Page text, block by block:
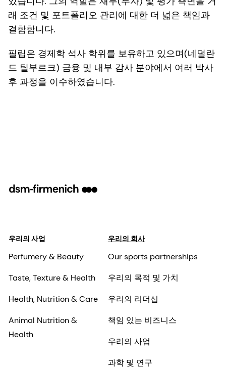
래 조건 및 포트폴리오 관리에 대한 더 넓은 책임과
결합합니다.
필립은 경제학 석사 학위를 보유하고 있으며(네덜란
드 틸부르크) 금융 및 내부 감사 분야에서 여러 박사
후 과정을 이수하였습니다.
우리의 사업
Perfumery & Beauty
Taste, Texture & Health
Health, Nutrition & Care
Animal Nutrition &
Health
우리의 회사
Our sports partnerships
우리의 목적 및 가치
우리의 리더십
책임 있는 비즈니스
우리의 사업
과학 및 연구